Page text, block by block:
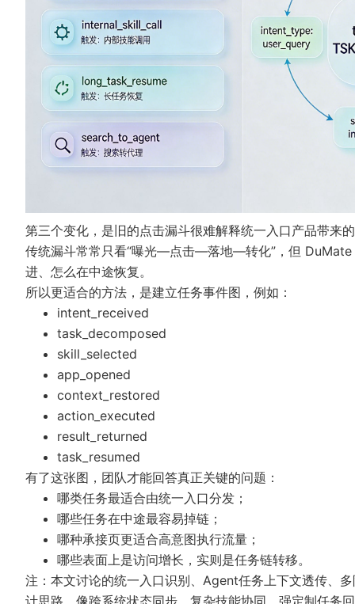
第三个变化，是旧的点击漏斗很难解释统一入口产品带来
传统漏斗常常只看“曝光—点击—落地—转化”，但 DuMate
进、怎么在中途恢复。
所以更适合的方法，是建立任务事件图，例如：
intent_received
task_decomposed
skill_selected
app_opened
context_restored
action_executed
result_returned
task_resumed
有了这张图，团队才能回答真正关键的问题：
哪类任务最适合由统一入口分发；
哪些任务在中途最容易掉链；
哪种承接页更适合高意图执行流量；
哪些表面上是访问增长，实则是任务链转移。
注：本文讨论的统一入口识别、Agent任务上下文透传、